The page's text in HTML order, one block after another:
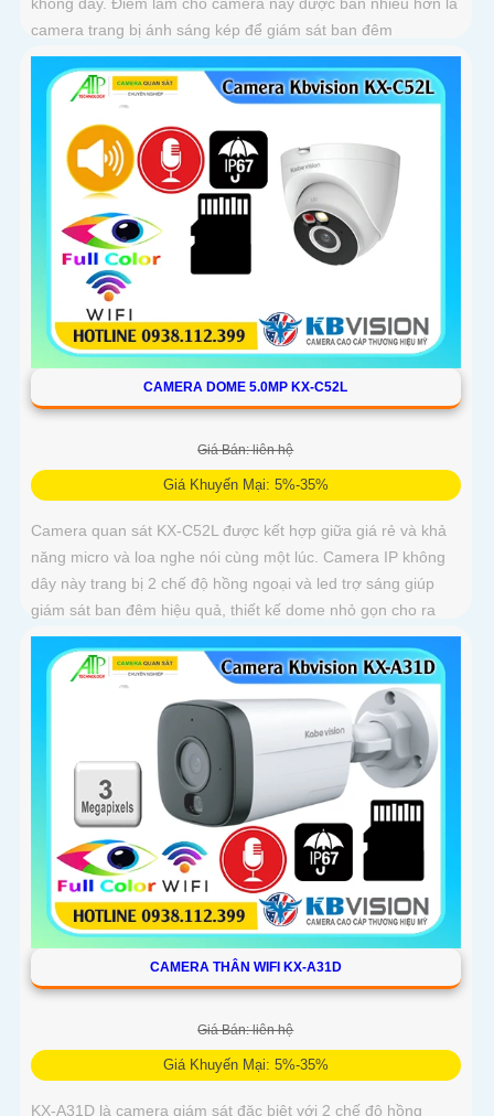
không dây. Điểm làm cho camera này được bán nhiều hơn là
camera trang bị ánh sáng kép để giám sát ban đêm
CAMERA DOME 5.0MP KX-C52L
Giá Bán: liên hệ
Giá Khuyến Mại: 5%-35%
Camera quan sát KX-C52L được kết hợp giữa giá rẻ và khả
năng micro và loa nghe nói cùng một lúc. Camera IP không
dây này trang bị 2 chế độ hồng ngoại và led trợ sáng giúp
giám sát ban đêm hiệu quả, thiết kế dome nhỏ gọn cho ra
gốc nhìn rộng đáng để tham khảo
CAMERA THÂN WIFI KX-A31D
Giá Bán: liên hệ
Giá Khuyến Mại: 5%-35%
KX-A31D là camera giám sát đặc biệt với 2 chế độ hồng